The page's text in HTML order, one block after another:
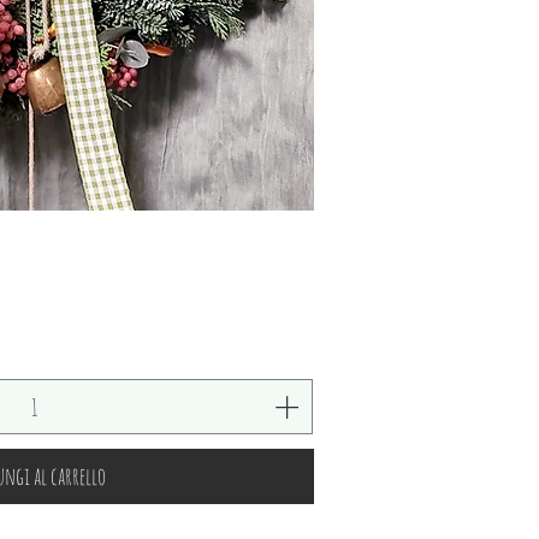
al carrello